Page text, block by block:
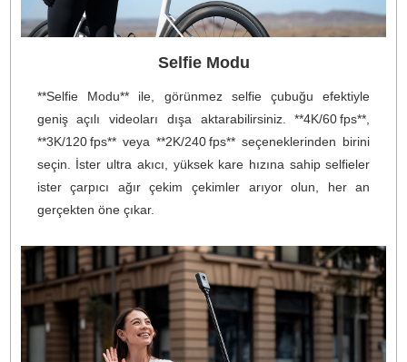
360° çekim için özel olarak tasarlanan yepyeni
HDR görüntü sensörü**, geleneksel 1 inç sensörle
360° görüntü alanını korurken, sensör kullanımını
artırır**. Bu sayede, ultra kompakt ve hafif bir
gövdesinde **olağanüstü görüntü kalitesi** ve
düşük güç tüketimi** sağlanır.